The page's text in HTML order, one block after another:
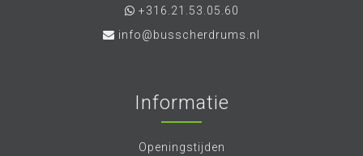
+316.21.53.05.60
info@busscherdrums.nl
Informatie
Openingstijden